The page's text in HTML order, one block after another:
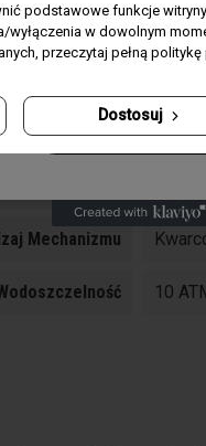
Bransoleta
Typ Szkła
Mechanizmu
10
podstawowe funkcje
wyłączenia w dowolnym
przeczytaj pełną politykę
Dostosuj
ZgodaAkceptuję
powyższych danych
Newslettera.